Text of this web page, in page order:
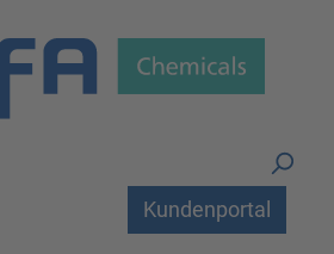
Kundenportal